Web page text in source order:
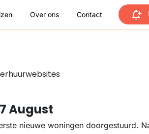
Over ons Contact
August
nieuwe woningen doorgestuurd.